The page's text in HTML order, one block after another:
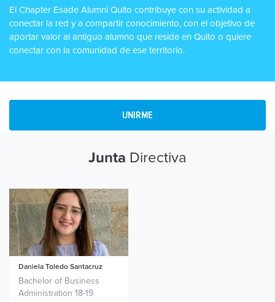
El Chapter Esade Alumni Quito contribuye con su actividad a
conectar la red y a compartir conocimiento, con el objetivo de
aportar valor al antiguo alumno que reside en Quito o quiere
conectar con la comunidad de ese territorio.
UNIRME
Junta Directiva
Daniela Toledo Santacruz
Bachelor of Business
Administration 18-19